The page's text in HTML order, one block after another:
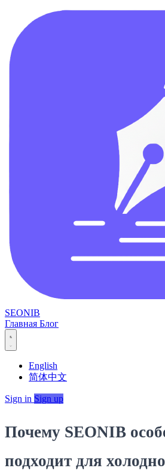
SEONIB
Главная Блог
English
简体中文
Sign in Sign up
Почему SEONIB
подходит для